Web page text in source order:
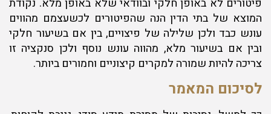
פיטורים לא באופן חלקי ובוודאי שלא באופן מלא. נקודת
המוצא של בתי הדין הנה שהפיטורים לכשעצמם מהווים
עונש כבד ולכן שלילה של פיצויים, בין אם בשיעור חלקי
ובין אם בשיעור מלא, מהווה עונש נוסף ולכן סנקציה זו
צריכה להיות שמורה למקרים קיצוניים וחמורים ביותר.
לסיכום המאמר